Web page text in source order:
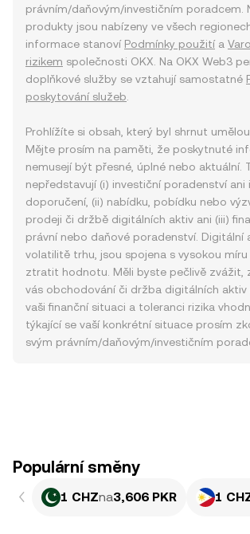
právním/daňovým/investičním poradcem.
produkty jsou nabízeny ve všech
informace stanoví Podmínky použitía
rizikem společnosti OKX. Na OKX Web3
doplňkové služby se vztahují samostatné
poskytování služeb
Prohlížíte si obsah, který byl shrnut
Mějte prosím na paměti, že poskytnuté
nemusejí být přesné, úplné nebo aktuální.
nepředstavují (i) investiční poradenství ani
doporučení, (ii) nabídku, pobídku nebo
prodeji či držbě digitálních aktiv ani (iii)
právní nebo daňové poradenství. Digitální
volatilitě trhu, jsou spojena s vysokou
ztratit hodnotu. Měli byste pečlivě zvážit,
vás obchodování či držba digitálních aktiv
vaši finanční situaci a toleranci rizika
týkající se vaší konkrétní situace prosím
svým právním/daňovým/investičním
Populární směny
1 CHZna3,606 PKR 1